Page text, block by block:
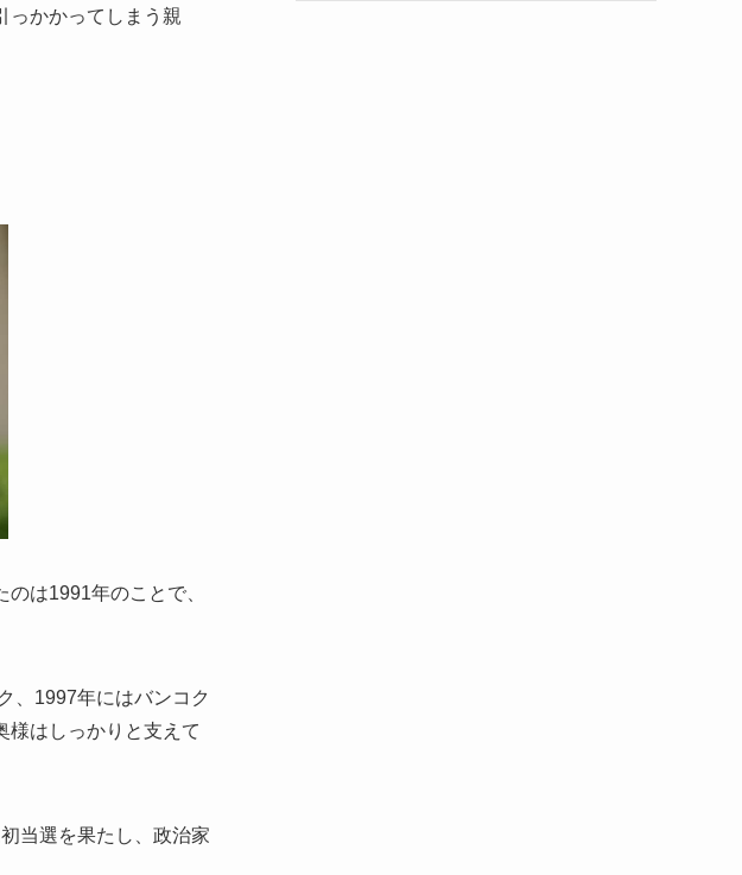
っかかってしまう親
は1991年のことで、
、1997年にはバンコク
様はしっかりと支えて
当選を果たし、政治家